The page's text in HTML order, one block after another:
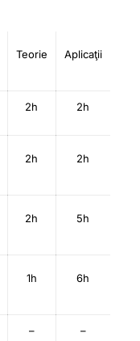
Teorie Aplicaţii
2h 2h
2h 2h
2h 5h
1h 6h
– –